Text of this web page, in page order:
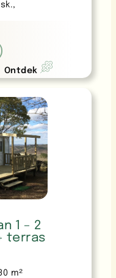
sk.,
Ontdek
1 – 2
terras
m²